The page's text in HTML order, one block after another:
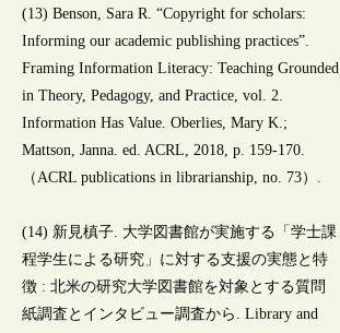
(13) Benson, Sara R. “Copyright for scholars:
Informing our academic publishing practices”.
Framing Information Literacy: Teaching Grounded
in Theory, Pedagogy, and Practice, vol. 2.
Information Has Value. Oberlies, Mary K.;
Mattson, Janna. ed. ACRL, 2018, p. 159-170.
（ACRL publications in librarianship, no. 73）.
(14) 新見槙子. 大学図書館が実施する「学士課
程学生による研究」に対する支援の実態と特
徴 : 北米の研究大学図書館を対象とする質問
紙調査とインタビュー調査から. Library and